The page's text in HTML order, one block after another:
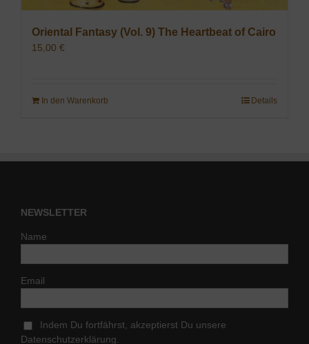
Oriental Fantasy (Vol. 9) The Heartbeat of Cairo
15,00 €
In den Warenkorb Details
NEWSLETTER
Name
Email
Indem Du fortfährst, akzeptierst Du unsere
Datenschutzerklärung.